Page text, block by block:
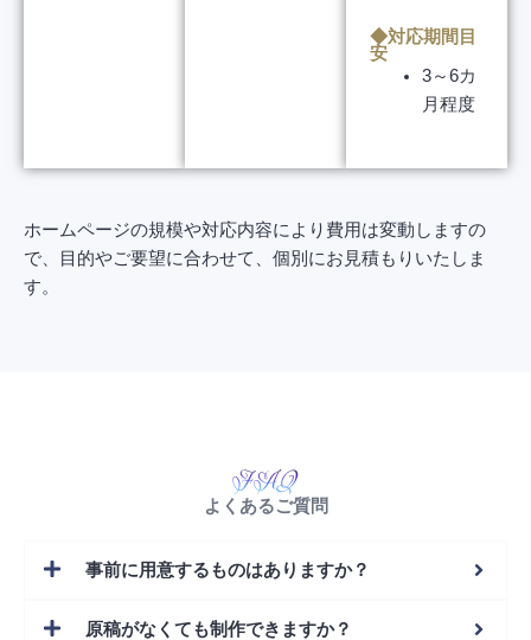
◆対応期間目
安
3～6カ
月程度
ホームページの規模や対応内容により費用は変動しますの
で、目的やご要望に合わせて、個別にお見積もりいたしま
す。
よくあるご質問
事前に用意するものはありますか？
原稿がなくても制作できますか？